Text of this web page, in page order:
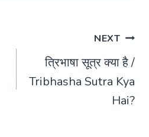
NEXT
त्रिभाषा सूत्र क्या है /
Tribhasha Sutra Kya
Hai?